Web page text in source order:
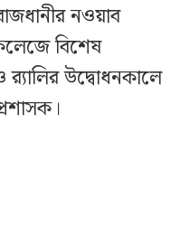
নওয়াব
বিশেষ
র‍্যালির উদ্বোধনকালে